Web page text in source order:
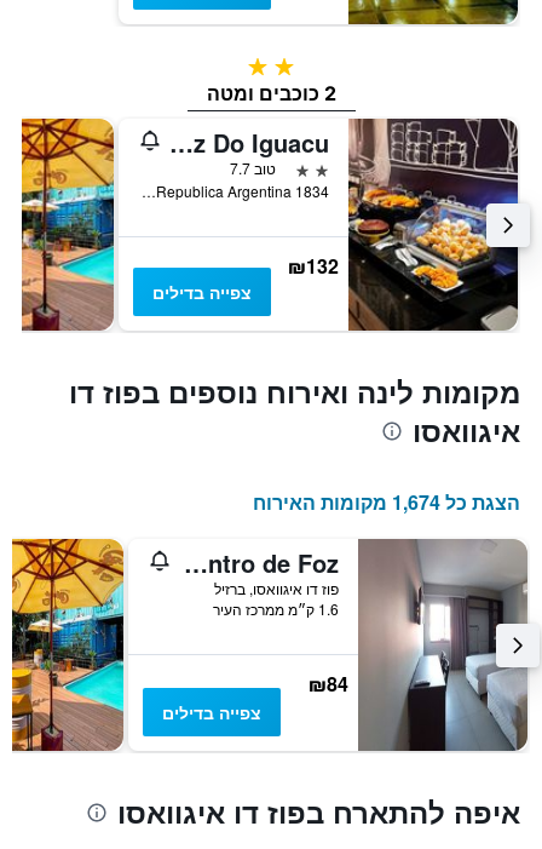
2 כוכבים
2 כוכבים ומטה
ibis budget Foz Do Iguacu
2 כוכבים
טוב 7.7
Republica Argentina 1834, פוז דו איגוואסו, ברזיל
₪132
צפייה בדילים
מקומות לינה ואירוח נוספים בפוז דו
איגוואסו
הצגת כל 1,674 מקומות האירוח
Vila Dumont no Centro de Foz
פוז דו איגוואסו, ברזיל
1.6 ק״מ ממרכז העיר
₪84
צפייה בדילים
איפה להתארח בפוז דו איגוואסו